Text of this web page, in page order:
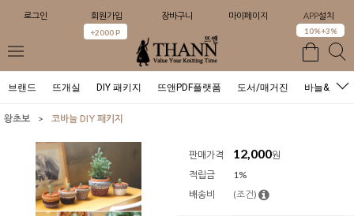
로그인 회원가입
+2000 P
장바구니 마이페이지 APP설치
10%+3%
브랜드 뜨개실 DIY 패키지 뜨앤PDF플랫폼 도서/매거진 바늘&도구
왕초보 > 코바늘 DIY 패키지
판매가격 12,000원
적립금
1%
배송비
(조건)